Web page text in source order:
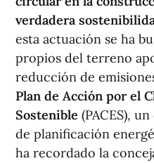
verdadera
esta actuación se ha
propios del terreno
reducción de
Plan de Acción por el
Sostenible (PACES),
de planificación
ha recordado la